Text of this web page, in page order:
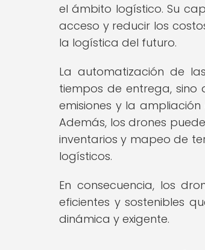
el ámbito logístico. Su
acceso y reducir los
la logística del futuro.
La automatización de
tiempos de entrega,
emisiones y la
Además, los drones
inventarios y mapeo de
logísticos.
En consecuencia, los
eficientes y sostenibles
dinámica y exigente.